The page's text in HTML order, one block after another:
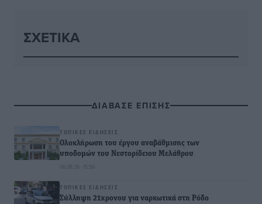
ΣΧΕΤΙΚΆ
ΔΙΑΒΑΣΕ ΕΠΙΣΗΣ
ΤΟΠΙΚΈΣ ΕΙΔΉΣΕΙΣ
Ολοκλήρωση του έργου αναβάθμισης των
υποδομών του Νεστορίδειου Μελάθρου
ΤΟΠΙΚΈΣ ΕΙΔΉΣΕΙΣ
Σύλληψη 21χρονου για ναρκωτικά στη Ρόδο